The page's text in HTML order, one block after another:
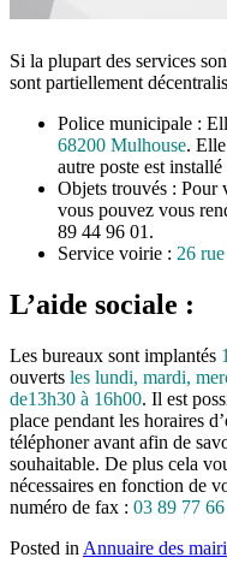
Si la plupart des services
sont partiellement
Police municipale :
68200 Mulhouse.
autre poste est
Objets trouvés : Pour
vous pouvez vous
89 44 96 01.
Service voirie : 26
L’aide sociale :
Les bureaux sont implantés
ouverts les lundi, mardi,
de13h30 à 16h00. Il est
place pendant les horaires
téléphoner avant afin de
souhaitable. De plus cela
nécessaires en fonction de
numéro de fax : 03 89 77
Posted in Annuaire des